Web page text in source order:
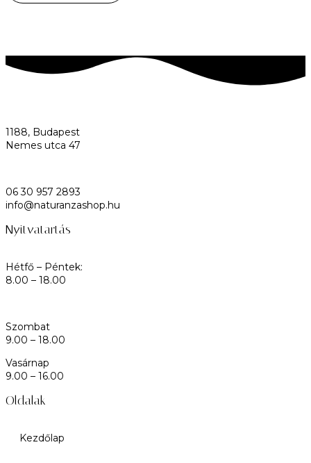
1188, Budapest
Nemes utca 47
06 30 957 2893
info@naturanzashop.hu
Nyitvatartás
Hétfő – Péntek:
8.00 – 18.00
Szombat
9.00 – 18.00
Vasárnap
9.00 – 16.00
Oldalak
Kezdőlap